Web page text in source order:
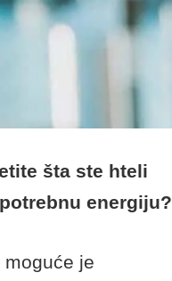
šta ste hteli
energiju?
je